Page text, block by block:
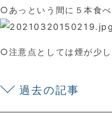
○あっという間に５本食べ
○注意点としては煙が少
過去の記事